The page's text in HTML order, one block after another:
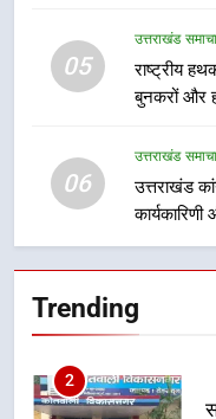
05
उत्तराखंड
राष्ट्रीय
बुनकरों और
06
उत्तराखंड
उत्तराखंड
Trending
1
3